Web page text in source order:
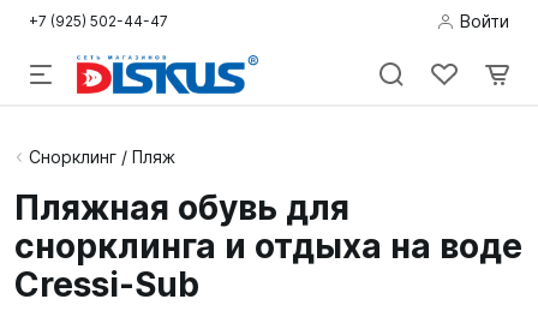
+7 (925) 502-44-47 Войти
Подводная
Дайвинг
Снорклинг /
Снорклинг / Пляж
Пляжная обувь для
снорклинга и отдыха на воде
Cressi-Sub